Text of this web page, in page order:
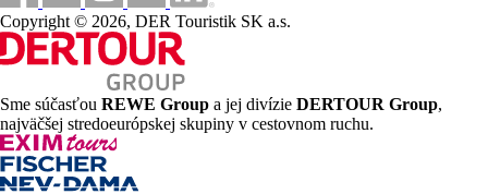
Copyright © 2026, DER Touristik SK a.s.
Sme súčasťou REWE Group a jej divízie DERTOUR Group,
najväčšej stredoeurópskej skupiny v cestovnom ruchu.